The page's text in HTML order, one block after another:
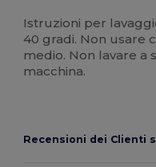
Istruzioni per
40 gradi. Non usare
medio. Non lavare a
macchina.
Recensioni dei Clienti